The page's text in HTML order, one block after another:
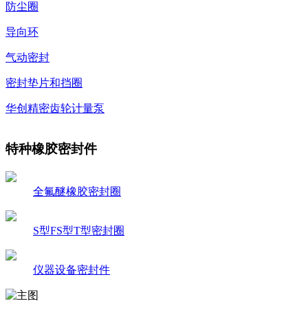
防尘圈
导向环
气动密封
密封垫片和挡圈
华创精密齿轮计量泵
特种橡胶密封件
全氟醚橡胶密封圈
S型FS型T型密封圈
仪器设备密封件